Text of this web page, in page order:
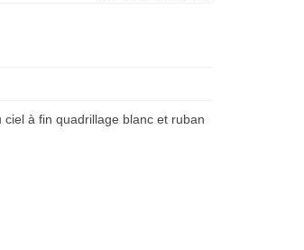
ciel à fin quadrillage blanc et ruban